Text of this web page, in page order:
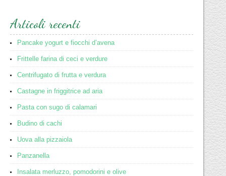
Articoli recenti
Pancake yogurt e fiocchi d’avena
Frittelle farina di ceci e verdure
Centrifugato di frutta e verdura
Castagne in friggitrice ad aria
Pasta con sugo di calamari
Budino di cachi
Uova alla pizzaiola
Panzanella
Insalata merluzzo, pomodorini e olive